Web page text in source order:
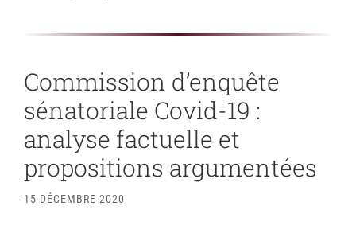
Commission d’enquête
sénatoriale Covid-19 :
analyse factuelle et
propositions argumentées
15 DÉCEMBRE 2020